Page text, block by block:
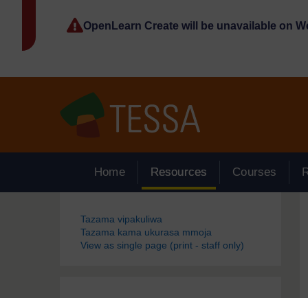
OpenLearn Create will be unavailable on
Home Resources Courses
Blocks
Tazama vipakuliwa
Tazama kama ukurasa mmoja
View as single page (print - staff only)